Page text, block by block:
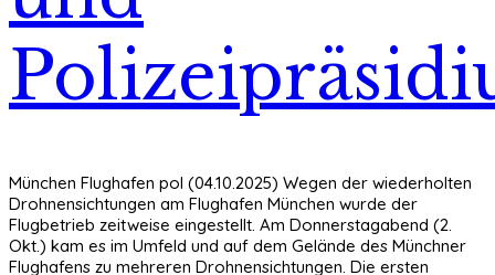
München Flughafen pol (04.10.2025) Wegen der wiederholten
Drohnensichtungen am Flughafen München wurde der
Flugbetrieb zeitweise eingestellt. Am Donnerstagabend (2.
Okt.) kam es im Umfeld und auf dem Gelände des Münchner
Flughafens zu mehreren Drohnensichtungen. Die ersten